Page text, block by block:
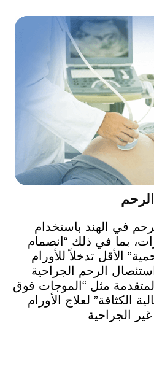
الرحم
في الهند باستخدام
بما في ذلك “انصمام
الأقل تدخلاً للأورام
الرحم الجراحية
مثل “الموجات فوق
الكثافة” لعلاج الأورام
غير الجراحية